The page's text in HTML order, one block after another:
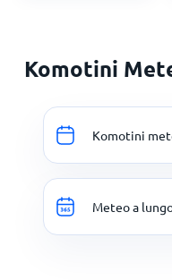
Komotini
Komotini
Meteo a